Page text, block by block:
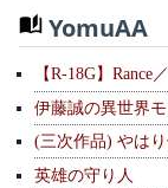
YomuAA
【R-18G】Rance
伊藤誠の異世界モ
(三次作品) やは
英雄の守り人